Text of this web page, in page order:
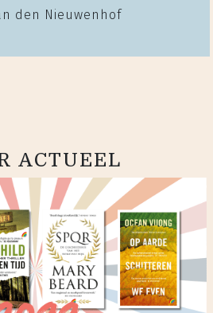
den Nieuwenhof
ACTUEEL